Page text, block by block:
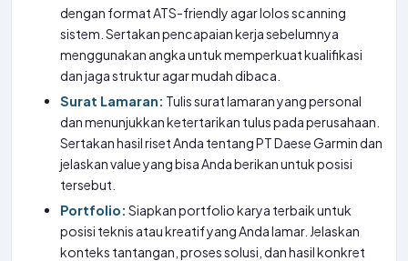
dengan format ATS-friendly agar lolos scanning
sistem. Sertakan pencapaian kerja sebelumnya
menggunakan angka untuk memperkuat kualifikasi
dan jaga struktur agar mudah dibaca.
Surat Lamaran: Tulis surat lamaran yang personal
dan menunjukkan ketertarikan tulus pada perusahaan.
Sertakan hasil riset Anda tentang PT Daese Garmin dan
jelaskan value yang bisa Anda berikan untuk posisi
tersebut.
Portfolio: Siapkan portfolio karya terbaik untuk
posisi teknis atau kreatif yang Anda lamar. Jelaskan
konteks tantangan, proses solusi, dan hasil konkret